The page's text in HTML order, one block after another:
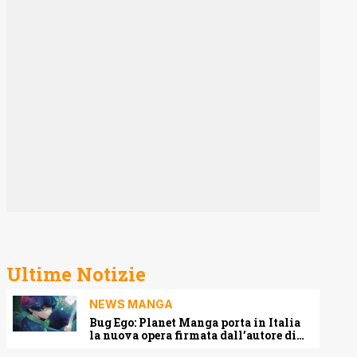
Ultime Notizie
NEWS MANGA
Bug Ego: Planet Manga porta in Italia
la nuova opera firmata dall’autore di